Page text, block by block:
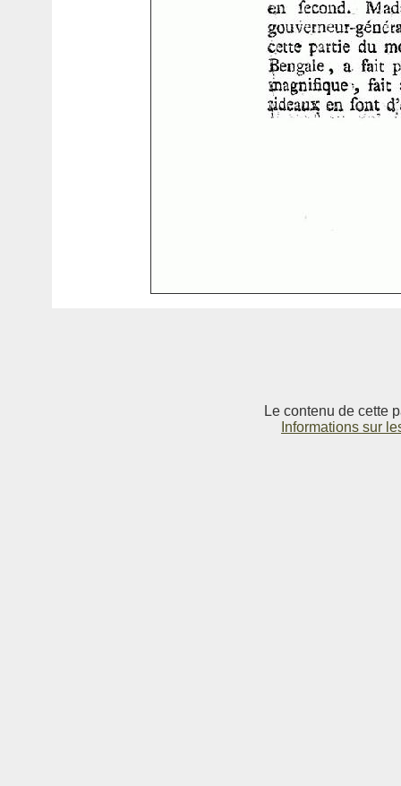
Le contenu de cette
Informations sur